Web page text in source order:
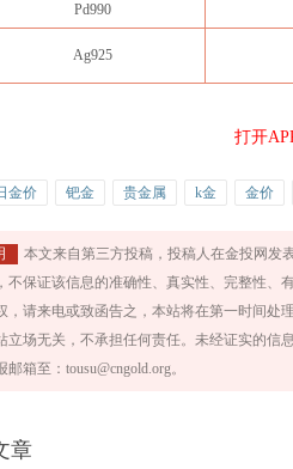
Pd990
Ag925
打开
金价 钯金 贵金属 k金 金价
本文来自第三方投稿，投稿人在金投网发
不保证该信息的准确性、真实性、完整性、
，请来电或致函告之，本站将在第一时间处
立场无关，不承担任何责任。未经证实的信
箱至：tousu@cngold.org。
章